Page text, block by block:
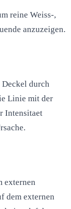
reine Weiss-,
anzuzeigen.
durch
Linie mit der
Intensitaet
externen
dem externen